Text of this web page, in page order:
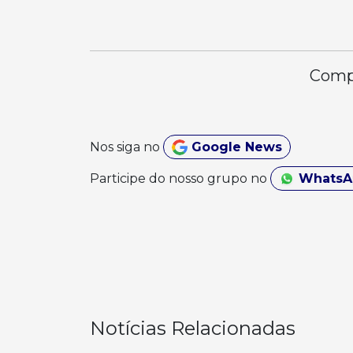
Nos siga no Google News
Participe do nosso grupo no
Notícias Relacionadas